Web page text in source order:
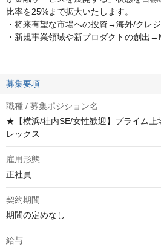
比率を25%まで拡大いたします。
・将来有望な市場への投資→海外/クレ
・新規事業領域や新プロダクトの創出
募集要項
職種 / 募集ポジション名
★【横浜/社内SE/女性歓迎】プライム上
レックス
雇用形態
正社員
契約期間
期間の定めなし
給与